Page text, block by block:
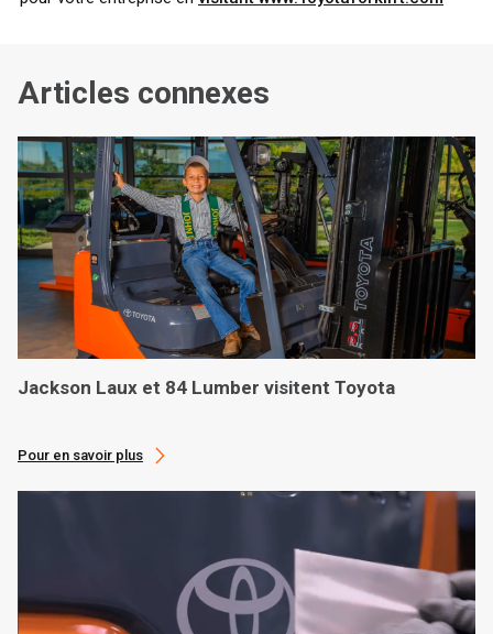
Articles connexes
Jackson Laux et 84 Lumber visitent Toyota
Pour en savoir plus